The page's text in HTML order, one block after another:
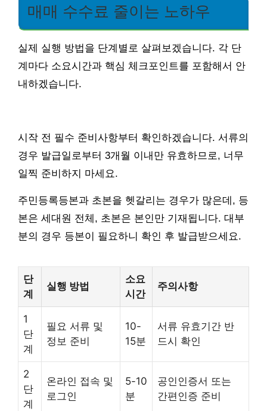
매매 수수료 줄이는 노하우
실제 실행 방법을 단계별로 살펴보겠습니다. 각 단
계마다 소요시간과 핵심 체크포인트를 포함해서 안
내하겠습니다.
시작 전 필수 준비사항부터 확인하겠습니다. 서류의
경우 발급일로부터 3개월 이내만 유효하므로, 너무
일찍 준비하지 마세요.
주민등록등본과 초본을 헷갈리는 경우가 많은데, 등
본은 세대원 전체, 초본은 본인만 기재됩니다. 대부
분의 경우 등본이 필요하니 확인 후 발급받으세요.
단
계
실행 방법
소요
시간
주의사항
1
단
계
필요 서류 및
정보 준비
10-
15분
서류 유효기간 반
드시 확인
2
단
계
온라인 접속 및
로그인
5-10
분
공인인증서 또는
간편인증 준비